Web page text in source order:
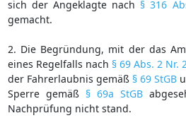
sich der Angeklagte nach § 316
gemacht.
2. Die Begründung, mit der das
eines Regelfalls nach § 69 Abs. 2 Nr.
der Fahrerlaubnis gemäß § 69 StGB
Sperre gemäß § 69a StGB
Nachprüfung nicht stand.